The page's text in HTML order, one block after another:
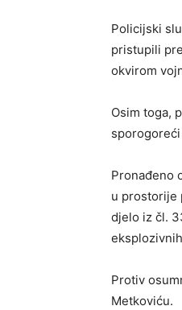
Policijski
pristupili
okvirom
Osim toga,
Pronađeno
u prostorije
djelo iz čl.
Protiv
Metkoviću.